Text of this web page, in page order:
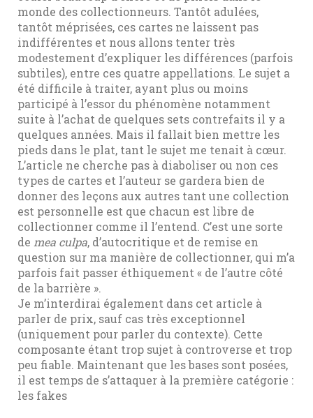
monde des collectionneurs. Tantôt adulées,
tantôt méprisées, ces cartes ne laissent pas
indifférentes et nous allons tenter très
modestement d’expliquer les différences (parfois
subtiles), entre ces quatre appellations. Le sujet a
été difficile à traiter, ayant plus ou moins
participé à l’essor du phénomène notamment
suite à l’achat de quelques sets contrefaits il y a
quelques années. Mais il fallait bien mettre les
pieds dans le plat, tant le sujet me tenait à cœur.
L’article ne cherche pas à diaboliser ou non ces
types de cartes et l’auteur se gardera bien de
donner des leçons aux autres tant une collection
est personnelle est que chacun est libre de
collectionner comme il l’entend. C’est une sorte
de mea culpa, d’autocritique et de remise en
question sur ma manière de collectionner, qui m’a
parfois fait passer éthiquement « de l’autre côté
de la barrière ».
Je m’interdirai également dans cet article à
parler de prix, sauf cas très exceptionnel
(uniquement pour parler du contexte). Cette
composante étant trop sujet à controverse et trop
peu fiable. Maintenant que les bases sont posées,
il est temps de s’attaquer à la première catégorie :
les fakes